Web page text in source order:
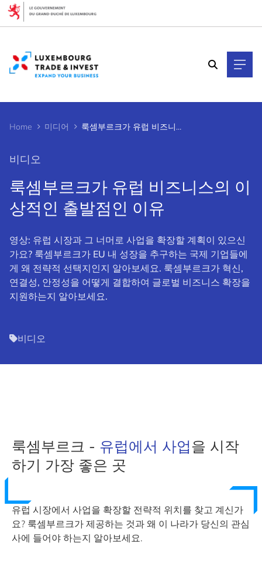
Home 미디어 룩셈부르크가 유럽 비즈니스의 이상적인 출발점인 이유
비디오
룩셈부르크가 유럽 비즈니스의 이
상적인 출발점인 이유
영상: 유럽 시장과 그 너머로 사업을 확장할 계획이 있으신
가요? 룩셈부르크가 EU 내 성장을 추구하는 국제 기업들에
게 왜 전략적 선택지인지 알아보세요. 룩셈부르크가 혁신,
연결성, 안정성을 어떻게 결합하여 글로벌 비즈니스 확장을
지원하는지 알아보세요.
비디오
룩셈부르크 - 유럽에서 사업을 시작
하기 가장 좋은 곳
유럽 시장에서 사업을 확장할 전략적 위치를 찾고 계신가
요? 룩셈부르크가 제공하는 것과 왜 이 나라가 당신의 관심
사에 들어야 하는지 알아보세요.
Cookies management panel